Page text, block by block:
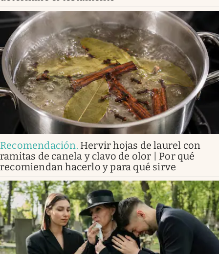
Recomendación. Hervir hojas de laurel con
ramitas de canela y clavo de olor | Por qué
recomiendan hacerlo y para qué sirve